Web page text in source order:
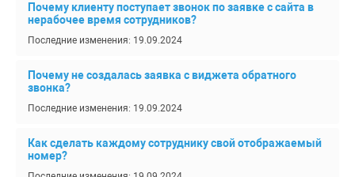
Почему клиенту поступает звонок по заявке с сайта в
нерабочее время сотрудников?
Последние изменения: 19.09.2024
Почему не создалась заявка с виджета обратного
звонка?
Последние изменения: 19.09.2024
Как сделать каждому сотруднику свой отображаемый
номер?